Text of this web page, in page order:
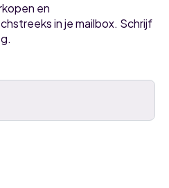
en
in je mailbox. Schrijf